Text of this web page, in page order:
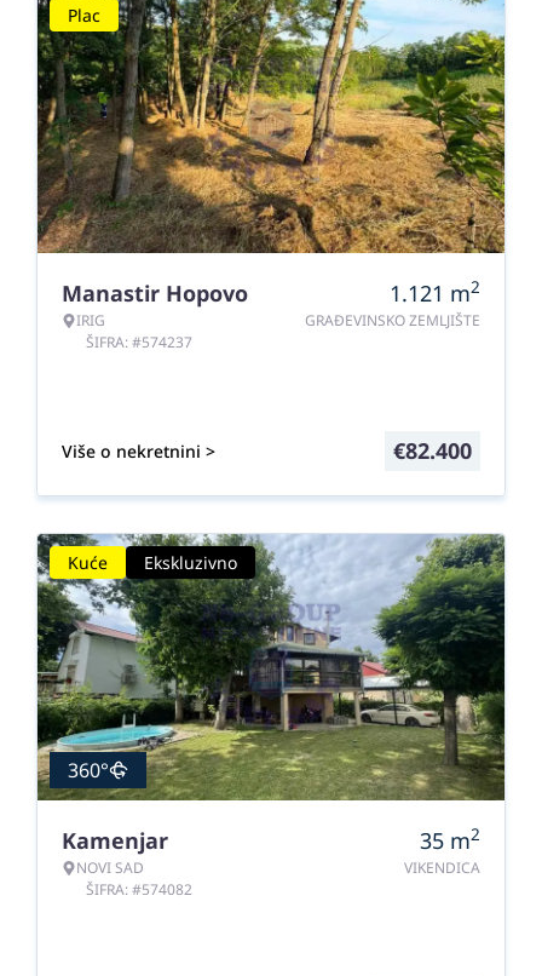
Plac
Manastir Hopovo
IRIG
ŠIFRA: #574237
1.121 m2
GRAĐEVINSKO ZEMLJIŠTE
Više o nekretnini > €82.400
Kuće Ekskluzivno
360°
Kamenjar
NOVI SAD
ŠIFRA: #574082
35 m2
VIKENDICA